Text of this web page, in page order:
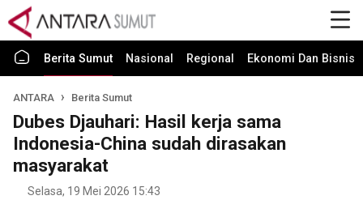
Berita Sumut Nasional Regional Ekonomi Dan Bisnis
ANTARA Berita Sumut
Dubes Djauhari: Hasil kerja sama
Indonesia-China sudah dirasakan
masyarakat
Selasa, 19 Mei 2026 15:43